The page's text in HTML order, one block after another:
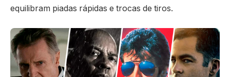
equilibram piadas rápidas e trocas de tiros.